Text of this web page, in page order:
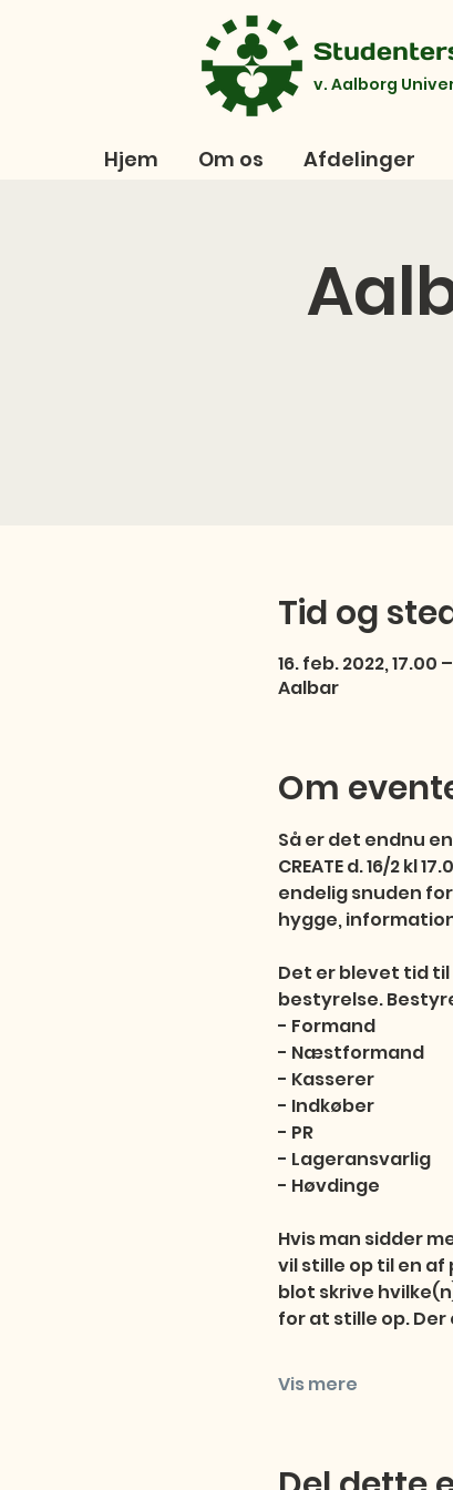
v. Aalborg
Hjem Om os Afdelinger
Tid og
16. feb. 2022, 17.00
Aalbar
Om
Så er det endnu
CREATE d. 16/2 kl
endelig snuden
hygge,
Det er blevet tid
bestyrelse.
- Formand
- Næstformand
- Kasserer
- Indkøber
- PR
- Lageransvarlig
- Høvdinge
Hvis man sidder
vil stille op til en af
blot skrive
for at stille op.
Vis mere